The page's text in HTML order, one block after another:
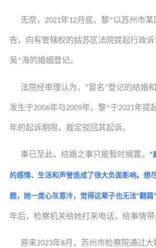
无奈， 2021年12月底， 黎* 以苏州市
告，向有管辖权的姑苏区法院提起行政
吴*海的婚姻登记。
法院经审理认为， “冒名”登记的结婚
发生于2006年与2009年， 黎*于2021年提
年的起诉期限，裁定驳回其起诉。
事已至此，结婚之事只能暂时搁置。 “
的感情、生活和声誉造成了很大负面影响。想
题，她一度心灰意冷，觉得这辈子也无法“翻篇”
年后，检察机关给她打来电话，给事情带
原来2023年8月，苏州市检察院通过大